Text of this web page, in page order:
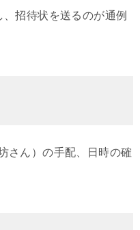
招待状を送るのが通例
さん）の手配、日時の確